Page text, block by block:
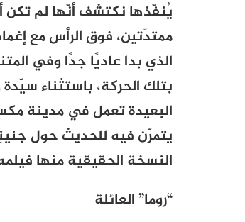
يُنفّذها نكتشف أنّها لم تكن
ممتدّتين، فوق الرأس مع
الذي بدا عاديًا جدًا وفي
بتلك الحركة، باستثناء
البعيدة تعمل في مدينة
يتمرّن فيه للحديث حول
النسخة الحقيقية منها
“روما” العائلة